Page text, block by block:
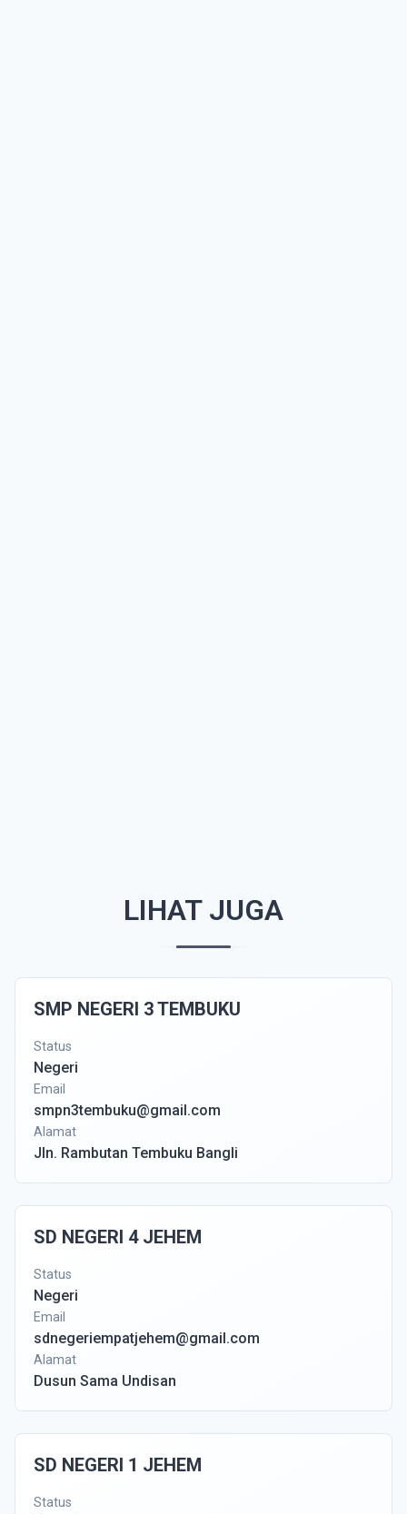
LIHAT JUGA
SMP NEGERI 3 TEMBUKU
Status
Negeri
Email
smpn3tembuku@gmail.com
Alamat
Jln. Rambutan Tembuku Bangli
SD NEGERI 4 JEHEM
Status
Negeri
Email
sdnegeriempatjehem@gmail.com
Alamat
Dusun Sama Undisan
SD NEGERI 1 JEHEM
Status